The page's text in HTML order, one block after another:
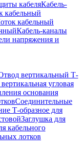
кабеляКабель-
кабельный
кабельный
Кабель-каналы
напряжения и
вертикальный Т-
угловая
основания
Соединительные
Т-образное для
Заглушка для
кабельного
лотков